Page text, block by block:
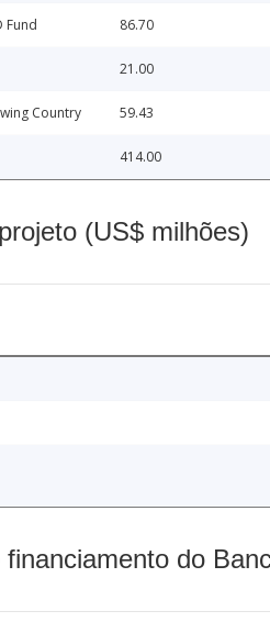
Fund 86.70
21.00
Country 59.43
414.00
(US$ milhões)
do